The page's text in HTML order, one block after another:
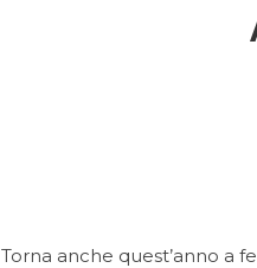
Torna anche quest’anno a